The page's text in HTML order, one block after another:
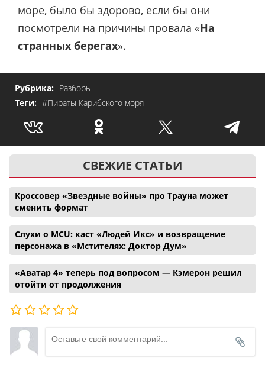
море, было бы здорово, если бы они
посмотрели на причины провала «На
странных берегах».
Рубрика: Разборы
Теги: #Пираты Карибского моря
СВЕЖИЕ СТАТЬИ
Кроссовер «Звездные войны» про Трауна может
сменить формат
Слухи о MCU: каст «Людей Икс» и возвращение
персонажа в «Мстителях: Доктор Дум»
«Аватар 4» теперь под вопросом — Кэмерон решил
отойти от продолжения